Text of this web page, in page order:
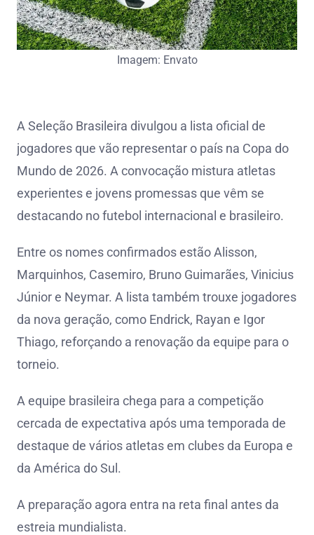
Imagem: Envato
A Seleção Brasileira divulgou a lista oficial de
jogadores que vão representar o país na Copa do
Mundo de 2026. A convocação mistura atletas
experientes e jovens promessas que vêm se
destacando no futebol internacional e brasileiro.
Entre os nomes confirmados estão Alisson,
Marquinhos, Casemiro, Bruno Guimarães, Vinicius
Júnior e Neymar. A lista também trouxe jogadores
da nova geração, como Endrick, Rayan e Igor
Thiago, reforçando a renovação da equipe para o
torneio.
A equipe brasileira chega para a competição
cercada de expectativa após uma temporada de
destaque de vários atletas em clubes da Europa e
da América do Sul.
A preparação agora entra na reta final antes da
estreia mundialista.